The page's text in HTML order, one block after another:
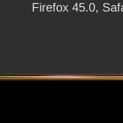
Firefox 45.0,